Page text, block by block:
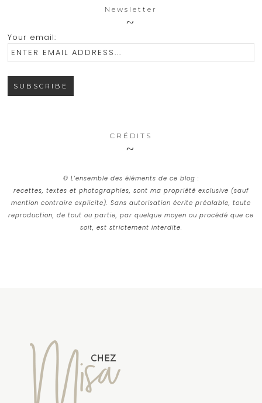
Newsletter
Your email:
CRÉDITS
© L’ensemble des éléments de ce blog :
recettes, textes et photographies, sont ma propriété exclusive (sauf
mention contraire explicite). Sans autorisation écrite préalable, toute
reproduction, de tout ou partie, par quelque moyen ou procédé que ce
soit, est strictement interdite.